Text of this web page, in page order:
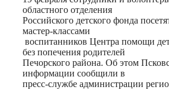
областного отделения
Российского детского фонда
мастер-классами
воспитанников Центра помощи
без попечения родителей
Печорского района. Об этом
информации сообщили в
пресс-службе администрации